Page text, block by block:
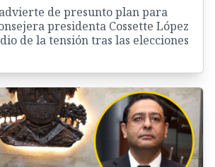
de presunto plan para
presidenta Cossette López
de la tensión tras las elecciones